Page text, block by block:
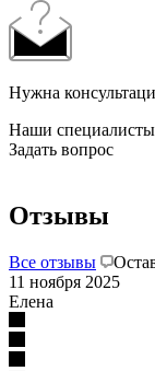
Нужна
Наши
Задать вопрос
Отзывы
Все отзывы
11 ноября 2025
Елена